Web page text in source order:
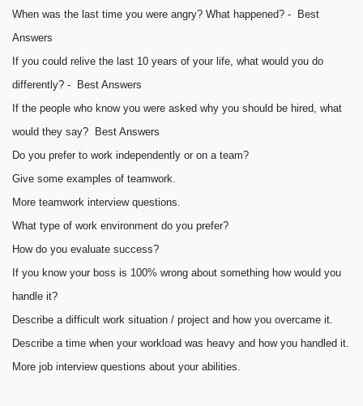
When was the last time you were angry? What happened? - Best
Answers
If you could relive the last 10 years of your life, what would you do
differently? - Best Answers
If the people who know you were asked why you should be hired, what
would they say? Best Answers
Do you prefer to work independently or on a team?
Give some examples of teamwork.
More teamwork interview questions.
What type of work environment do you prefer?
How do you evaluate success?
If you know your boss is 100% wrong about something how would you
handle it?
Describe a difficult work situation / project and how you overcame it.
Describe a time when your workload was heavy and how you handled it.
More job interview questions about your abilities.